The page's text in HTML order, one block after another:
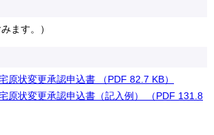
ます。）
原状変更承認申込書 （PDF 82.7 KB）
原状変更承認申込書（記入例） （PDF 131.8